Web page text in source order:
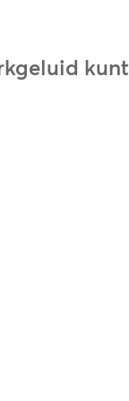
kunt